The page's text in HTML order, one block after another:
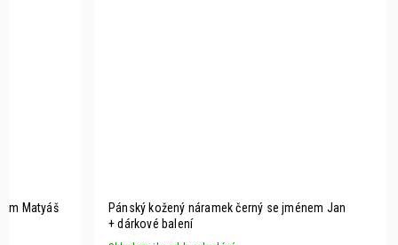
Matyáš
Pánský kožený náramek černý se jménem Jan
+ dárkové balení